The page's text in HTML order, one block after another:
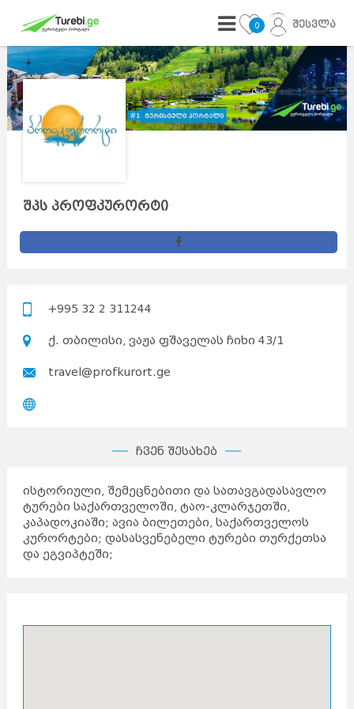
0 შესვლა
შპს პროფკურორტი
+995 32 2 311244
ქ. თბილისი, ვაჟა ფშაველას ჩიხი 43/1
travel@profkurort.ge
ჩვენ შესახებ
ისტორიული, შემეცნებითი და სათავგადასავლო
ტურები საქართველოში, ტაო-კლარჯეთში,
კაპადოკიაში; ავია ბილეთები, საქართველოს
კურორტები; დასასვენებელი ტურები თურქეთსა
და ეგვიპტეში;